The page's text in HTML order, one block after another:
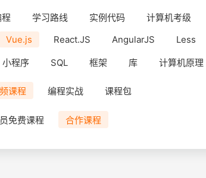
学习路线 实例代码 计算机考级
Vue.js React.JS AngularJS Less
小程序 SQL 框架 库 计算机原理
app APICloud iOS
课程 编程实战 课程包
免费课程 合作课程